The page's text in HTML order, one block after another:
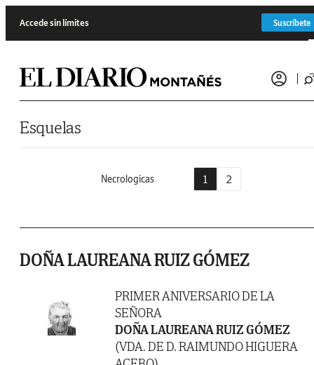
Accede sin límites Suscríbete
Esquelas
Necrologicas 1 2
DOÑA LAUREANA RUIZ GÓMEZ
PRIMER ANIVERSARIO DE LA
SEÑORA
DOÑA LAUREANA RUIZ GÓMEZ
(VDA. DE D. RAIMUNDO HIGUERA